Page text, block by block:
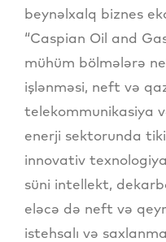
beynəlxalq biznes
“Caspian Oil and
mühüm bölmələrə
işlənməsi, neft və
telekommunikasiya
enerji sektorunda
innovativ
süni intellekt,
eləcə də neft və
istehsalı və